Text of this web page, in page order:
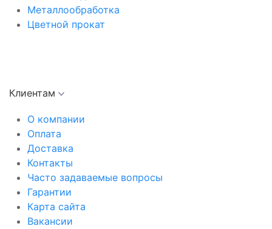
Металлообработка
Цветной прокат
Клиентам
О компании
Оплата
Доставка
Контакты
Часто задаваемые вопросы
Гарантии
Карта сайта
Вакансии